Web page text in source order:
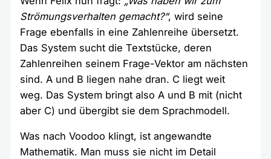
Strömungsverhalten gemacht?“, wird seine
Frage ebenfalls in eine Zahlenreihe übersetzt.
Das System sucht die Textstücke, deren
Zahlenreihen seinem Frage-Vektor am nächsten
sind. A und B liegen nahe dran. C liegt weit
weg. Das System bringt also A und B mit (nicht
aber C) und übergibt sie dem Sprachmodell.
Was nach Voodoo klingt, ist angewandte
Mathematik. Man muss sie nicht im Detail